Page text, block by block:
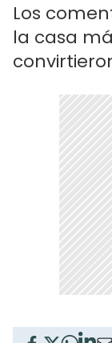
Los
la casa